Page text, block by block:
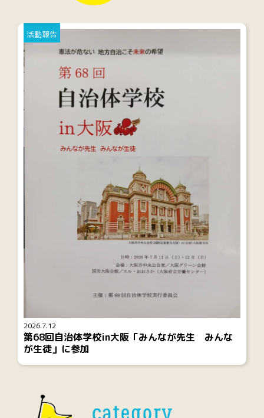
2026.7.12
活動報告
第68回自治体学校in大阪「みんなが先生 みんな
が生徒」に参加